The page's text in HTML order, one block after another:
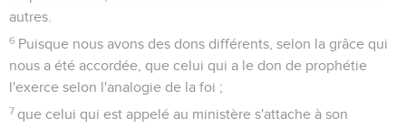
autres.
6 Puisque nous avons des dons différents, selon la grâce qui
nous a été accordée, que celui qui a le don de prophétie
l'exerce selon l'analogie de la foi ;
7 que celui qui est appelé au ministère s'attache à son